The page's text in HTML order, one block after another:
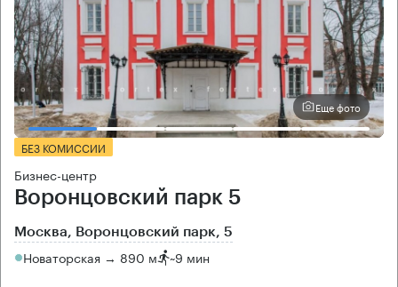
Еще фото
БЕЗ КОМИССИИ
Бизнес-центр
Воронцовский парк 5
Москва, Воронцовский парк, 5
Новаторская → 890 м ~9 мин